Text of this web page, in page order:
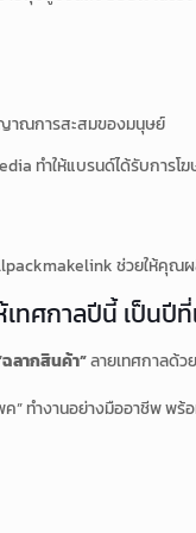
าณการสะสมของมนุษย์
ทำให้แบรนด์ได้รับการ
ช่วยให้คุณ
เทศกาลปีนี้ เป็น
ฉลากสินค้า”ลายเทศกาลด้ว
” ทำงานอย่างมืออาชีพ พร้